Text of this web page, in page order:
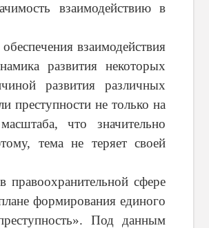
взаимодействию в
взаимодействия
развития некоторых
развития различных
преступности не только на
что значительно
тема не теряет своей
правоохранительной сфере
формирования единого
Под данным